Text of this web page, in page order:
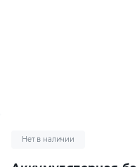
Нет в наличии